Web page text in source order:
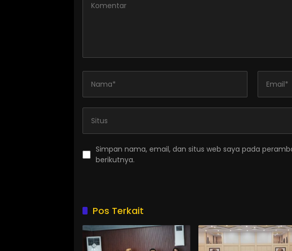
Simpan nama, email, dan situs web saya pada
berikutnya.
Pos Terkait